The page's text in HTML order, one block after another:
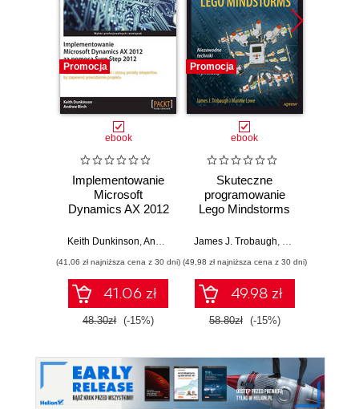
Promocja
ebook
Implementowanie
Microsoft
Dynamics AX 2012
Step 2012
Keith Dunkinson,Andrew Birch
(41,06 zł najniższa cena z 30 dni)
41.06 zł
48.30zł (-15%)
Promocja
ebook
Skuteczne
programowanie
Lego Mindstorms
James J. Trobaugh, Mannie Lowe
(49,98 zł najniższa cena z 30 dni)
49.98 zł
58.80zł (-15%)